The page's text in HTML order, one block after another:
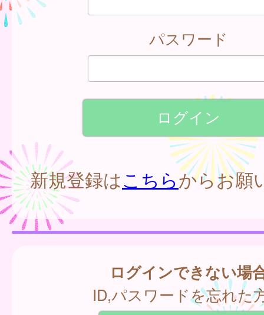
パスワード
新規登録はこちらからお願
ログインできない場
ID,パスワードを忘れた